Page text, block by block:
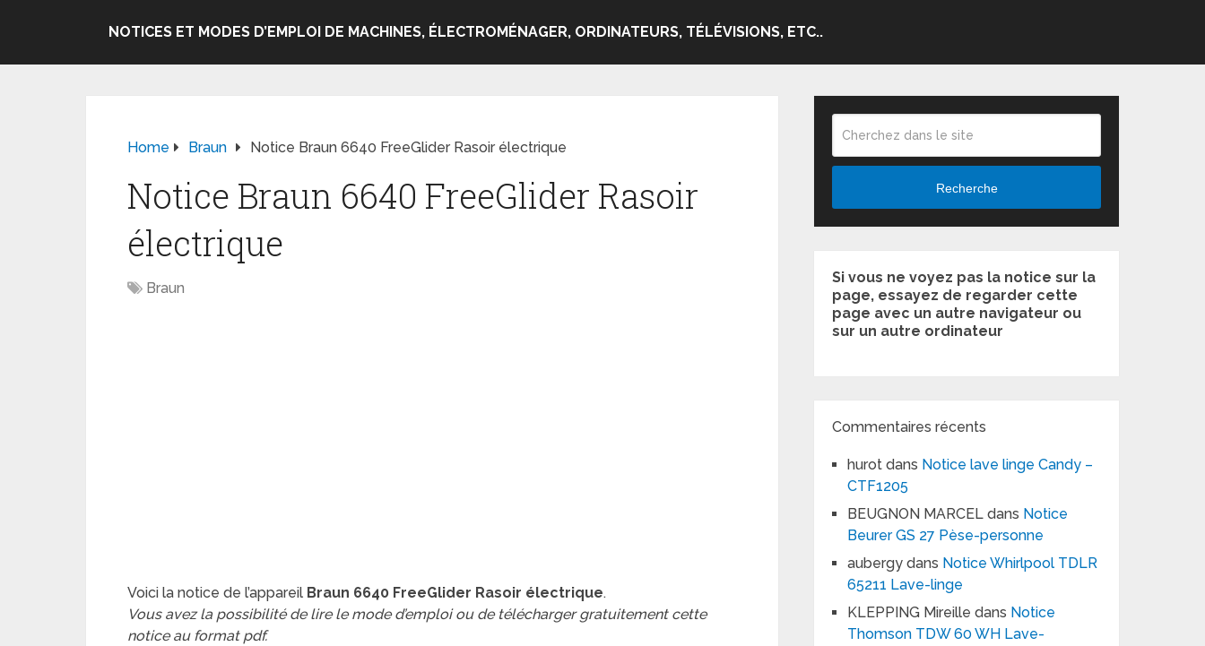
NOTICES ET MODES D’EMPLOI DE MACHINES, ÉLECTROMÉNAGER, ORDINATEURS, TÉLÉVISIONS, ETC..
Home Braun Notice Braun 6640 FreeGlider Rasoir électrique
Notice Braun 6640 FreeGlider Rasoir
électrique
Braun
Voici la notice de l’appareil Braun 6640 FreeGlider Rasoir électrique.
Vous avez la possibilité de lire le mode d’emploi ou de télécharger gratuitement cette
notice au format pdf.
Recherche
Si vous ne voyez pas la notice sur la
page, essayez de regarder cette
page avec un autre navigateur ou
sur un autre ordinateur
Commentaires récents
hurot dans Notice lave linge Candy –
CTF1205
BEUGNON MARCEL dans Notice
Beurer GS 27 Pèse-personne
aubergy dans Notice Whirlpool TDLR
65211 Lave-linge
KLEPPING Mireille dans Notice
Thomson TDW 60 WH Lave-